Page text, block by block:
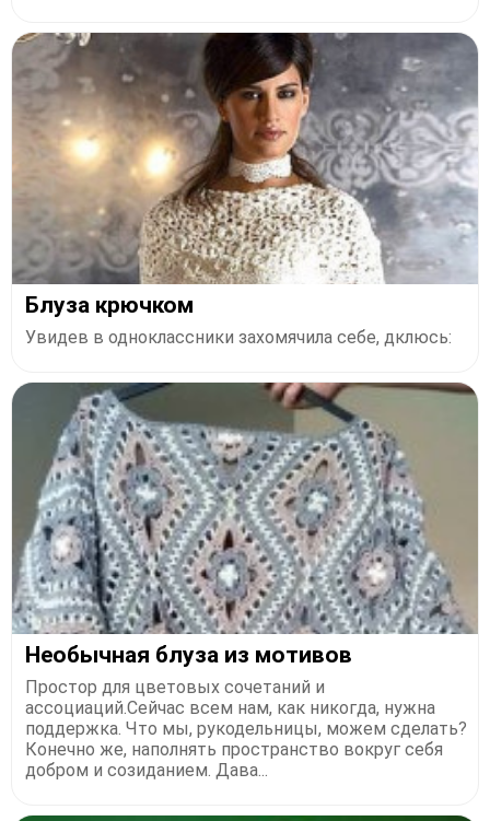
Блуза крючком
Увидев в одноклассники захомячила себе, дклюсь:
Необычная блуза из мотивов
Простор для цветовых сочетаний и
ассоциаций.Сейчас всем нам, как никогда, нужна
поддержка. Что мы, рукодельницы, можем сделать?
Конечно же, наполнять пространство вокруг себя
добром и созиданием. Дава...